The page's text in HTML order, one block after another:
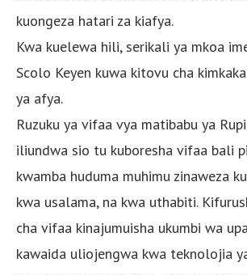
kuongeza hatari za kiafya.
Kwa kuelewa hili, serikali ya mkoa
Scolo Keyen kuwa kitovu cha
ya afya.
Ruzuku ya vifaa vya matibabu ya
iliundwa sio tu kuboresha vifaa bali
kwamba huduma muhimu zinaweza
kwa usalama, na kwa uthabiti.
cha vifaa kinajumuisha ukumbi wa
kawaida uliojengwa kwa teknolojia